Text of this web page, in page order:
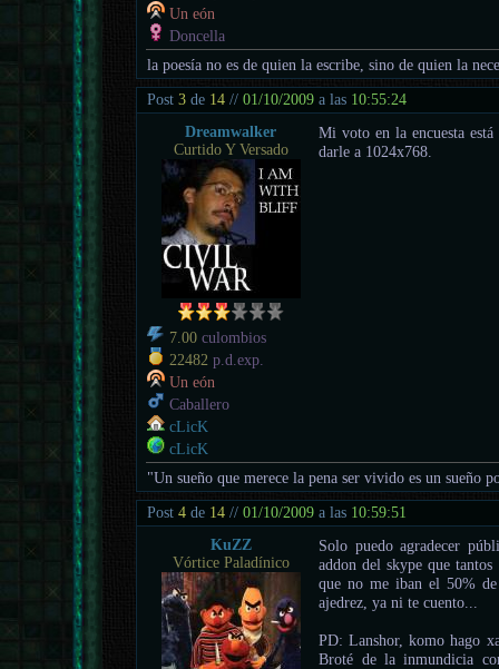
Un eón
Doncella
la poesía no es de quien la escribe, sino de quien la
Post3 de 14 //01/10/2009 a las 10:55:24
Dreamwalker
Curtido Y Versado
7.00 culombios
22482 p.d.exp.
Un eón
Caballero
cLicK
cLicK
Mi voto en la encuesta
darle a 1024x768.
"Un sueño que merece la pena ser vivido es un sueño
Post4 de 14 //01/10/2009 a las 10:59:51
KuZZ
Vórtice Paladínico
Solo puedo agradecer
addon del skype que
que no me iban el 50%
ajedrez, ya ni te cuento...
PD: Lanshor, komo hago
Broté de la inmundicia